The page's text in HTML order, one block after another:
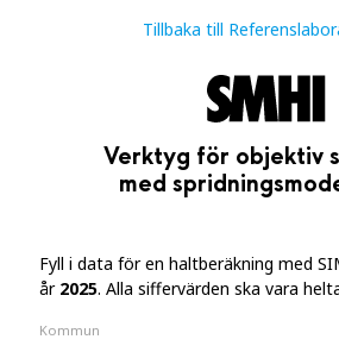
Tillbaka till
Verktyg för objektiv
med
Fyll i data för en haltberäkning med
år 2025. Alla siffervärden ska vara
Kommun